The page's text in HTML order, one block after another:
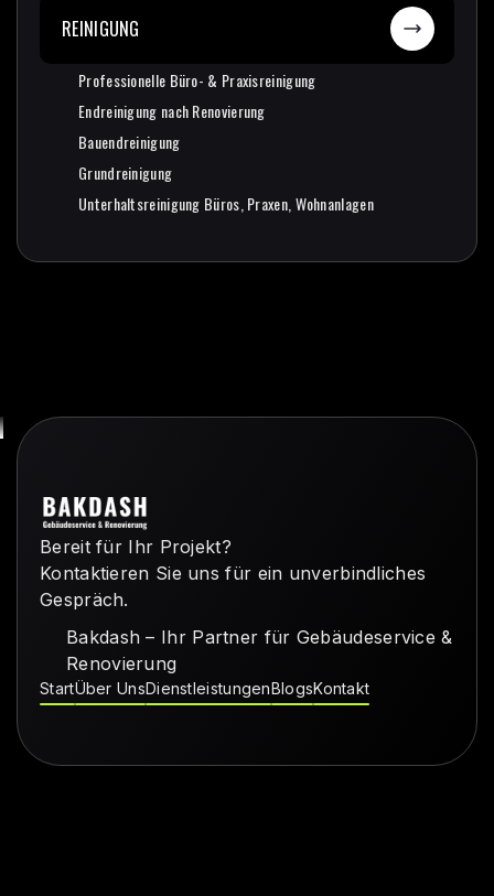
REINIGUNG
Professionelle Büro- & Praxisreinigung
Professionelle Büro- & Praxisreinigung
Endreinigung nach Renovierung
Endreinigung nach Renovierung
Bauendreinigung
Bauendreinigung
Grundreinigung
Grundreinigung
Unterhaltsreinigung Büros, Praxen, Wohnanlagen
Bereit für Ihr Projekt?
Kontaktieren Sie uns für ein unverbindliches
Gespräch.
Bakdash – Ihr Partner für Gebäudeservice &
Renovierung
StartÜber UnsDienstleistungenBlogsKontakt